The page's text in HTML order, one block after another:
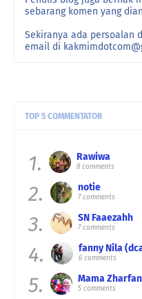
sebarang komen yang
Sekiranya ada persoalan
email di
TOP 5 COMMENTATOR
1. Rawiwa
8 comments
2. notie
7 comments
3. SN Faaezahh
7 comments
4. fanny Nila
6 comments
5. Mama Zharfan
5 comments